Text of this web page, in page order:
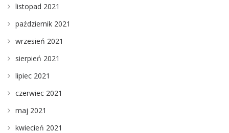
listopad 2021
październik 2021
wrzesień 2021
sierpień 2021
lipiec 2021
czerwiec 2021
maj 2021
kwiecień 2021